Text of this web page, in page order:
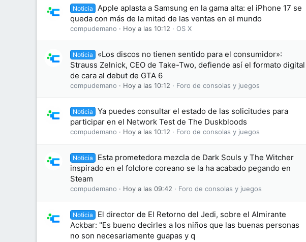
Noticia
Apple aplasta a Samsung en la gama alta: el iPhone 17 se
queda con más de la mitad de las ventas en el mundo
compudemano Hoy a las 10:12 OS X
Noticia
«Los discos no tienen sentido para el consumidor»:
Strauss Zelnick, CEO de Take-Two, defiende así el formato digital
de cara al debut de GTA 6
compudemano Hoy a las 10:12 Foro de consolas y juegos
Noticia
Ya puedes consultar el estado de las solicitudes para
participar en el Network Test de The Duskbloods
compudemano Hoy a las 10:12 Foro de consolas y juegos
Noticia
Esta prometedora mezcla de Dark Souls y The Witcher
inspirado en el folclore coreano se la ha acabado pegando en
Steam
compudemano Hoy a las 09:42 Foro de consolas y juegos
Noticia
El director de El Retorno del Jedi, sobre el Almirante
Ackbar: "Es bueno decirles a los niños que las buenas personas
no son necesariamente guapas y q